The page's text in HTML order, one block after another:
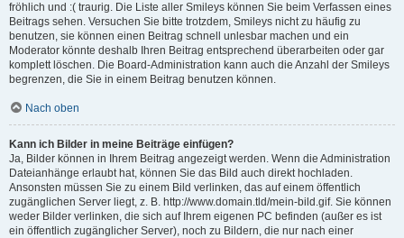
fröhlich und :( traurig. Die Liste aller Smileys können Sie beim Verfassen eines
Beitrags sehen. Versuchen Sie bitte trotzdem, Smileys nicht zu häufig zu
benutzen, sie können einen Beitrag schnell unlesbar machen und ein
Moderator könnte deshalb Ihren Beitrag entsprechend überarbeiten oder gar
komplett löschen. Die Board-Administration kann auch die Anzahl der Smileys
begrenzen, die Sie in einem Beitrag benutzen können.
Nach oben
Kann ich Bilder in meine Beiträge einfügen?
Ja, Bilder können in Ihrem Beitrag angezeigt werden. Wenn die Administration
Dateianhänge erlaubt hat, können Sie das Bild auch direkt hochladen.
Ansonsten müssen Sie zu einem Bild verlinken, das auf einem öffentlich
zugänglichen Server liegt, z. B. http://www.domain.tld/mein-bild.gif. Sie können
weder Bilder verlinken, die sich auf Ihrem eigenen PC befinden (außer es ist
ein öffentlich zugänglicher Server), noch zu Bildern, die nur nach einer